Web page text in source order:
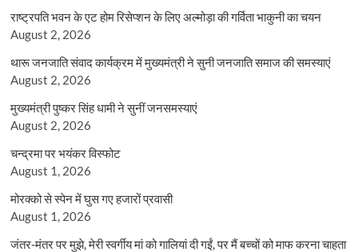
राष्ट्रपति भवन के एट होम रिसेप्शन के लिए अल्मोड़ा की गर्विता भाकुनी का चयन
August 2, 2026
थारू जनजाति संवाद कार्यक्रम में मुख्यमंत्री ने सुनी जनजाति समाज की समस्याएं
August 2, 2026
मुख्यमंत्री पुष्कर सिंह धामी ने सुनीं जनसमस्याएं
August 2, 2026
चन्द्रमा पर भयंकर विस्फोट
August 1, 2026
मोरक्को से स्पेन में घुस गए हजारों प्रवासी
August 1, 2026
जंतर-मंतर पर मुझे, मेरी स्वर्गीय मां को गालियां दी गईं, पर मैं बच्चों को माफ करना चाहता